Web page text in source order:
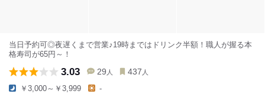
当日予約可◎夜遅くまで営業♪19時まではドリンク半額！職人が握る本
格寿司が65円～！
3.03 29 人 437 人
￥3,000～￥3,999 -